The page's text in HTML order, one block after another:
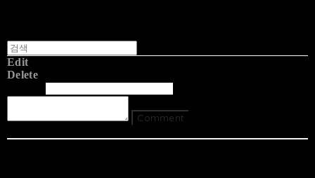
Edit
Delete
Comment